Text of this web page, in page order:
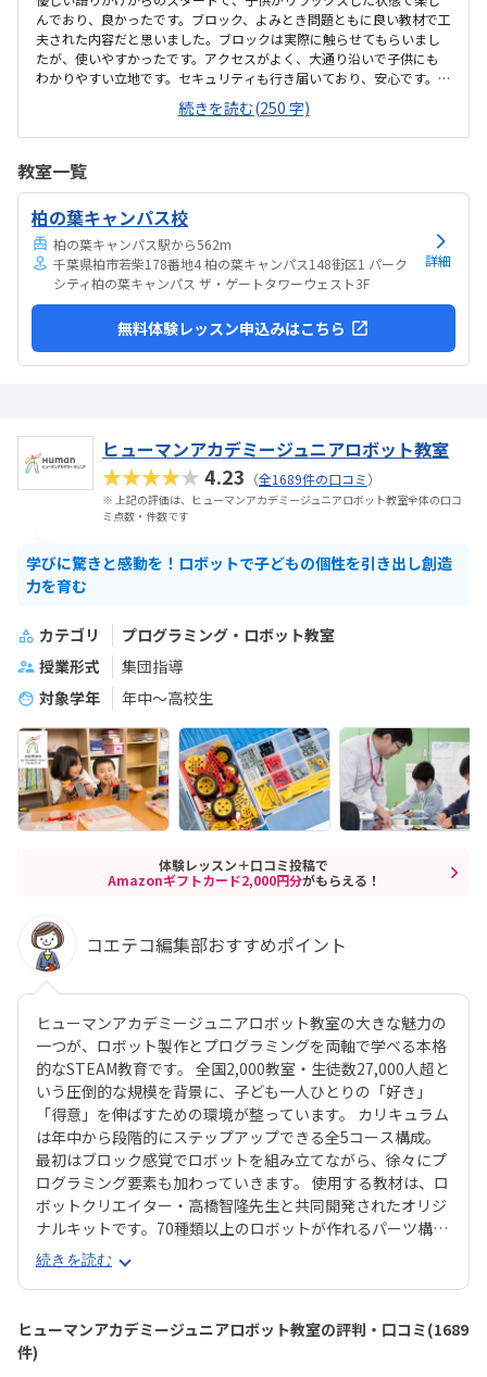
んでおり、良かったです。ブロック、よみとき問題ともに良い教材で工
夫された内容だと思いました。ブロックは実際に触らせてもらいまし
たが、使いやすかったです。アクセスがよく、大通り沿いで子供にも
わかりやすい立地です。セキュリティも行き届いており、安心です。控
えスペースのデスクなどやや雑然とした印象がありましたが、子供達
がレッスンする場所は整理されていました。料金に関しては少々高い
印象がありますが、少人数制のためいたしかたないかと思いました。
続きを読む(250 字)
教室一覧
柏の葉キャンパス校
柏の葉キャンパス駅から562m
千葉県柏市若柴178番地4 柏の葉キャンパス148街区1 パーク
シティ柏の葉キャンパス ザ・ゲートタワーウェスト3F
詳細
無料体験レッスン申込みはこちら
ヒューマンアカデミージュニアロボット教室
★★★★★4.23 （全1689件の口コミ）
※ 上記の評価は、ヒューマンアカデミージュニアロボット教室全体の口コ
ミ点数・件数です
学びに驚きと感動を！ロボットで子どもの個性を引き出し創造
力を育む
カテゴリ
プログラミング・ロボット教室
授業形式
集団指導
対象学年
年中～高校生
体験レッスン＋口コミ投稿で
Amazonギフトカード2,000円分がもらえる！
コエテコ編集部おすすめポイント
ヒューマンアカデミージュニアロボット教室の大きな魅力の
一つが、ロボット製作とプログラミングを両軸で学べる本格
的なSTEAM教育です。 全国2,000教室・生徒数27,000人超と
いう圧倒的な規模を背景に、子ども一人ひとりの「好き」
「得意」を伸ばすための環境が整っています。 カリキュラム
は年中から段階的にステップアップできる全5コース構成。
最初はブロック感覚でロボットを組み立てながら、徐々にプ
ログラミング要素も加わっていきます。 使用する教材は、ロ
ボットクリエイター・高橋智隆先生と共同開発されたオリジ
ナルキットです。70種類以上のロボットが作れるパーツ構成
で、飽きずに続けやすい点も特徴です。 月2回の90分授業で
は、ロボットを完成させる「基本製作」と、オリジナル改造
に挑戦する「応用実践」を繰り返す設計。子どもたちは毎
回、新しい達成感と成長を実感できる仕組みになっていま
す。 自ら考え、試行錯誤しながらロボットを動かす経験は、
創造力や論理的思考力を育むだけでなく、学ぶ楽しさそのも
続きを読む
ヒューマンアカデミージュニアロボット教室の評判・口コミ(1689
件)